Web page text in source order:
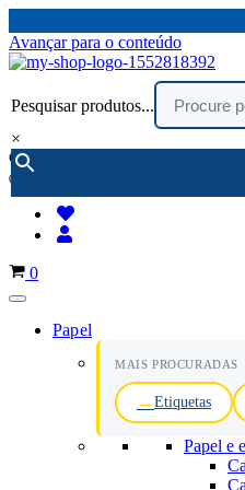
Avançar para o conteúdo
Pesquisar produtos...
×
encomendar por telefone :
(chamada rede fixa nacional)
Carrinho
0
Papel
MAIS PROCURADAS
Etiquetas
Papel e